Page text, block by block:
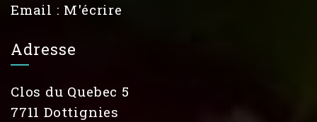
Email : M'écrire
Adresse
Clos du Quebec 5
7711 Dottignies